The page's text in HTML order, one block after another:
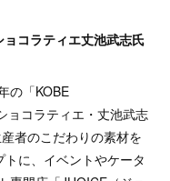
コラティエ丈池武志氏
の「KOBE
ョコラティエ・丈池武志
者のこだわりの素材を
に、イベントやケータ